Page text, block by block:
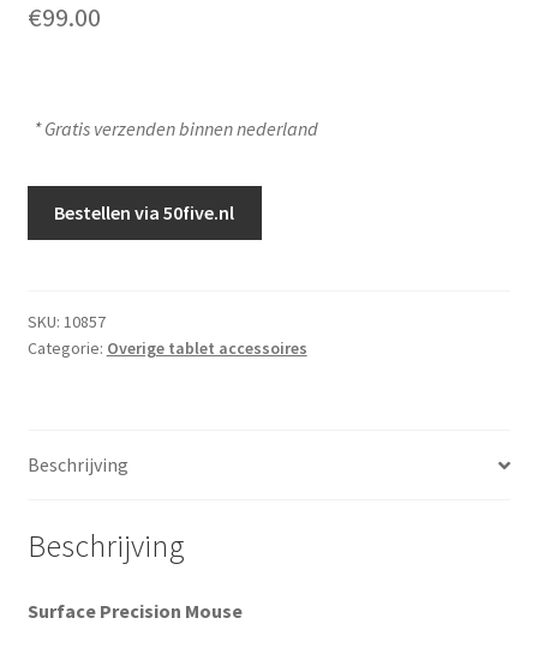
€99.00
Bestellen via 50five.nl
SKU: 10857
Categorie: Overige tablet accessoires
Beschrijving
Beschrijving
Surface Precision Mouse